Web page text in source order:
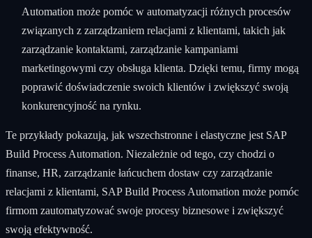
Automation może pomóc w automatyzacji różnych procesów
związanych z zarządzaniem relacjami z klientami, takich jak
zarządzanie kontaktami, zarządzanie kampaniami
marketingowymi czy obsługa klienta. Dzięki temu, firmy mogą
poprawić doświadczenie swoich klientów i zwiększyć swoją
konkurencyjność na rynku.
Te przykłady pokazują, jak wszechstronne i elastyczne jest SAP
Build Process Automation. Niezależnie od tego, czy chodzi o
finanse, HR, zarządzanie łańcuchem dostaw czy zarządzanie
relacjami z klientami, SAP Build Process Automation może pomóc
firmom zautomatyzować swoje procesy biznesowe i zwiększyć
swoją efektywność.